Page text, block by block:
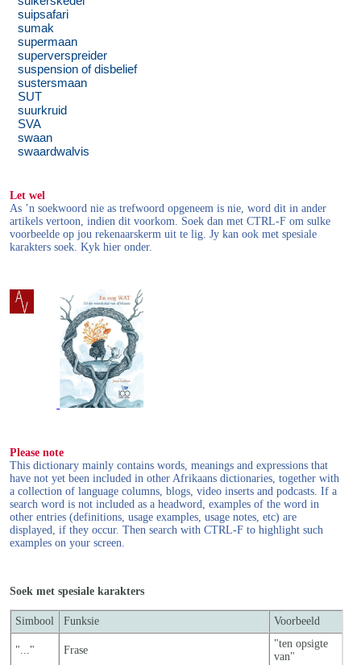
suipsafari
sumak
supermaan
superverspreider
suspension of disbelief
sustersmaan
SUT
suurkruid
SVA
swaan
swaardwalvis
Let wel
As ’n soekwoord nie as trefwoord opgeneem is nie, word dit in ander
artikels vertoon, indien dit voorkom. Soek dan met CTRL-F om sulke
voorbeelde op jou rekenaarskerm uit te lig. Jy kan ook met spesiale
karakters soek. Kyk hier onder.
Please note
This dictionary mainly contains words, meanings and expressions that
have not yet been included in other Afrikaans dictionaries, together with
a collection of language columns, blogs, video inserts and podcasts. If a
search word is not included as a headword, examples of the word in
other entries (definitions, usage examples, usage notes, etc) are
displayed, if they occur. Then search with CTRL-F to highlight such
examples on your screen.
Soek met spesiale karakters
Simbool Funksie Voorbeeld
"..." Frase
"ten opsigte
van"